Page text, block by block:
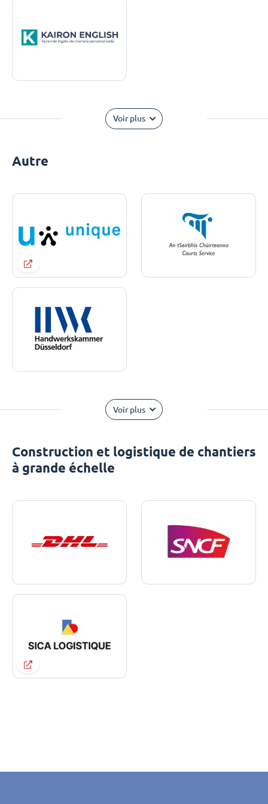
Voir plus
Autre
Voir plus
Construction et logistique de chantiers
à grande échelle